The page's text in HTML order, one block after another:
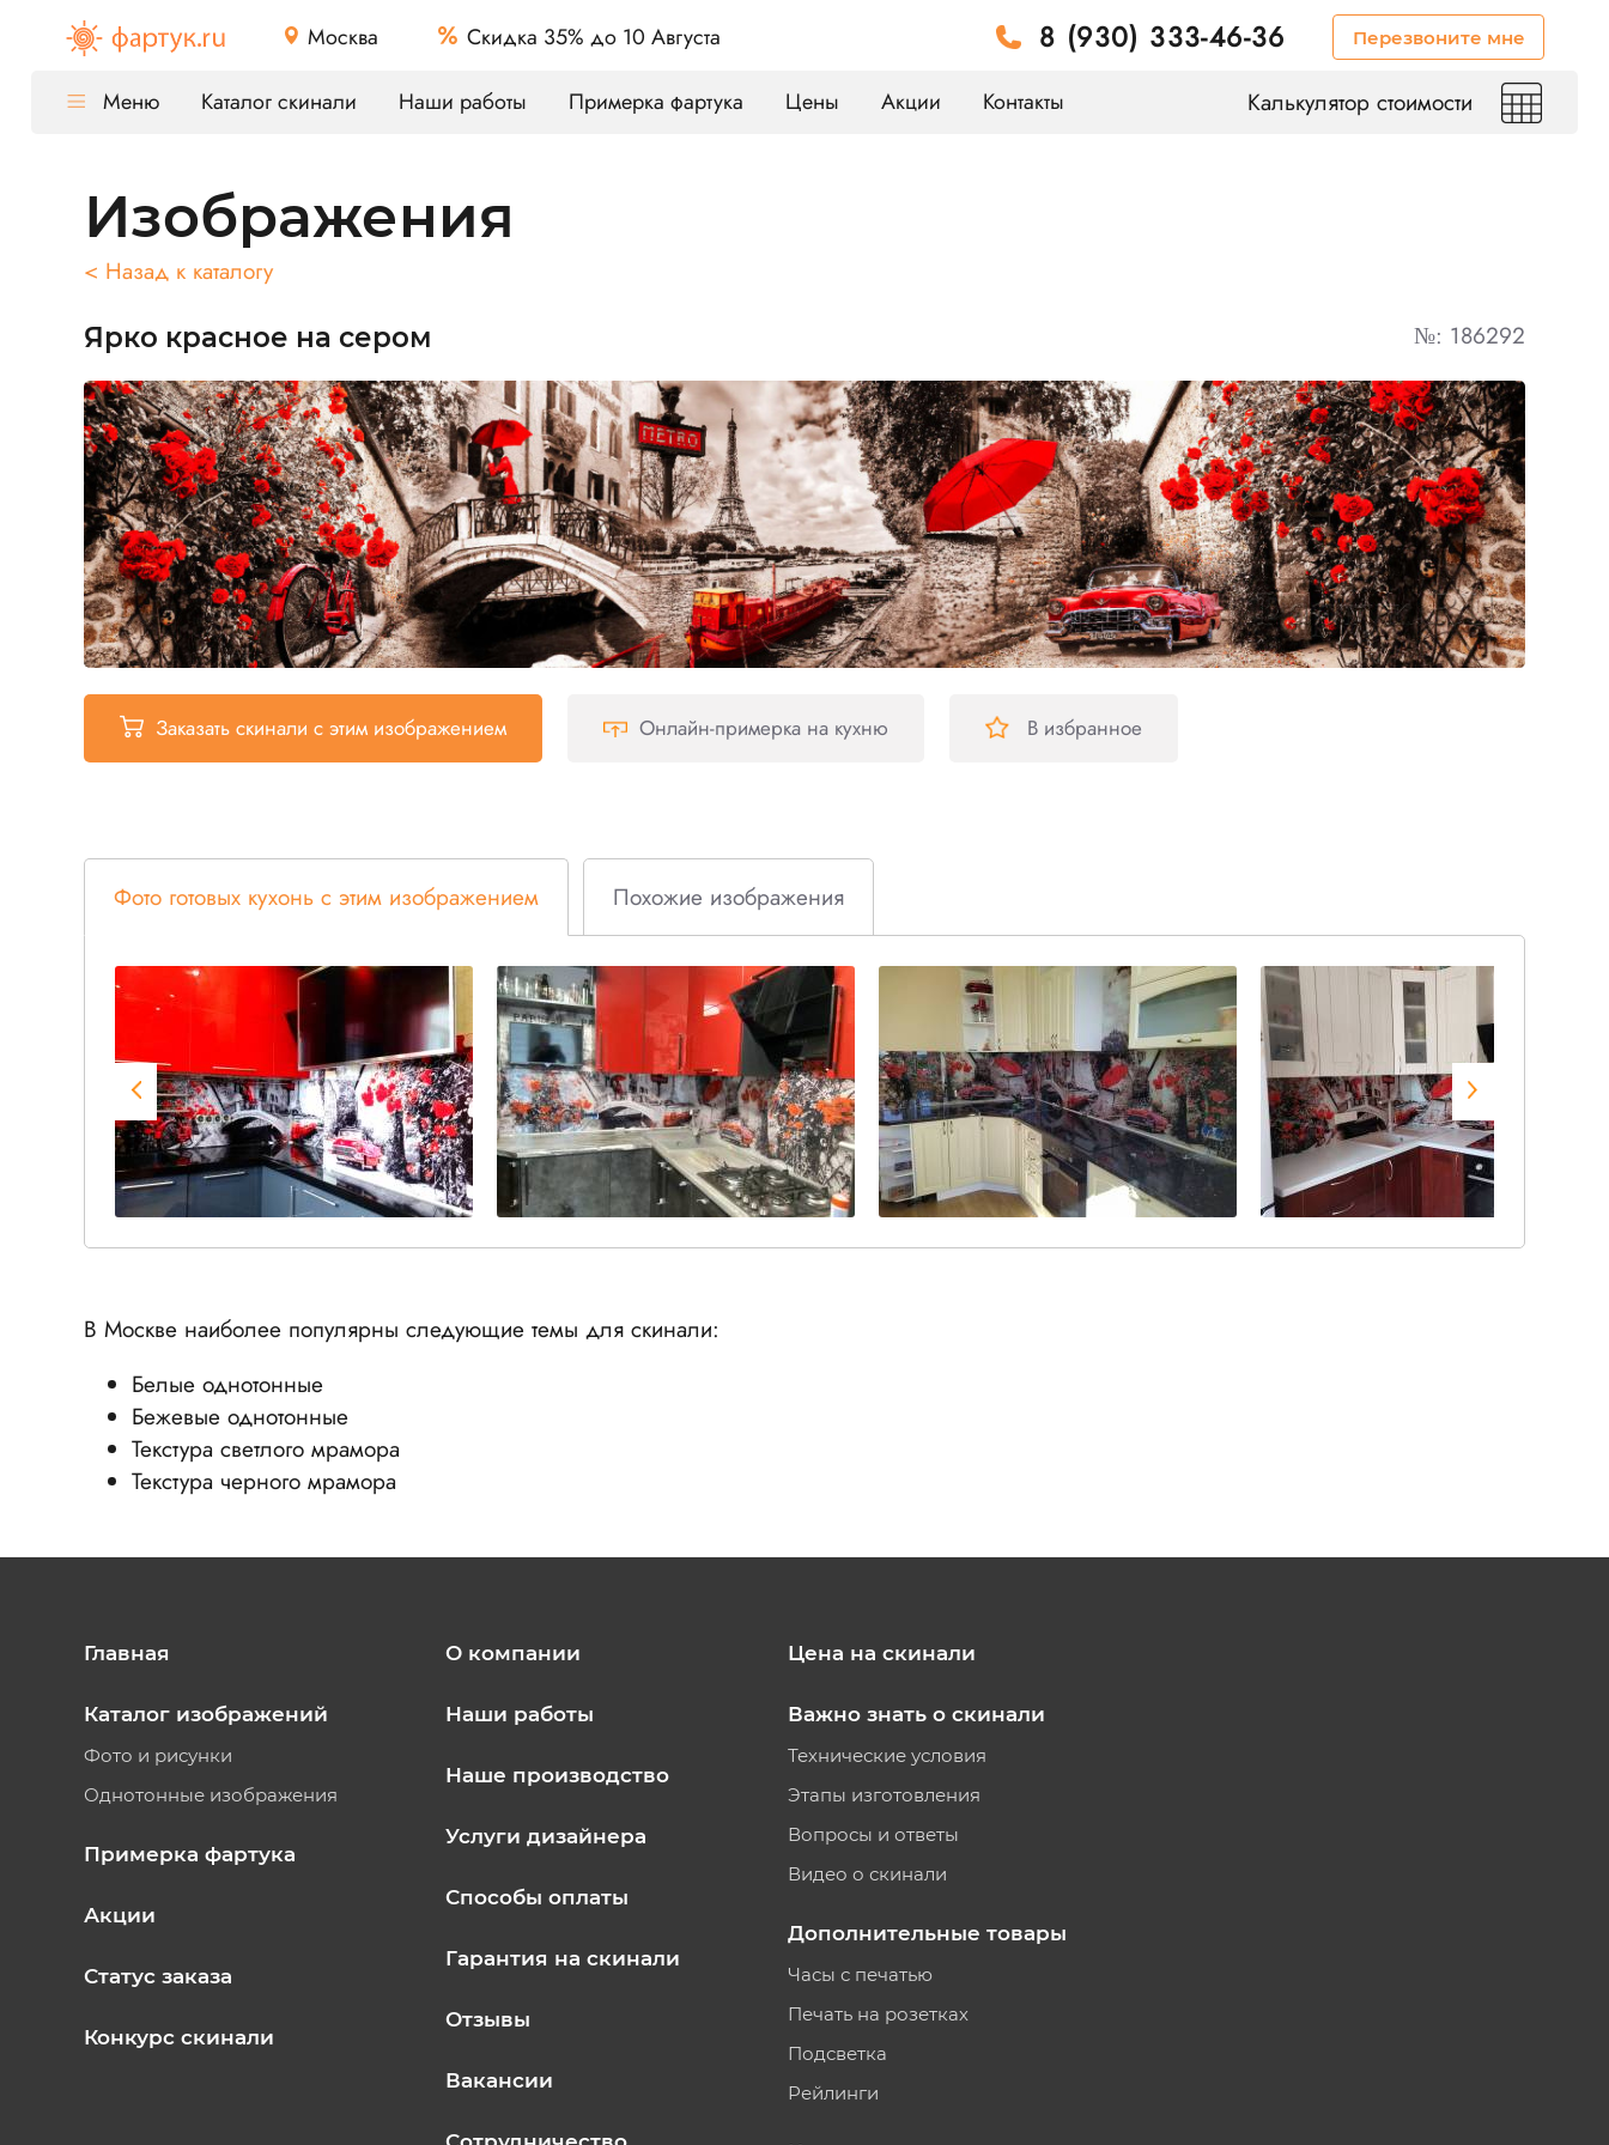
Москва Скидка 35% до 10 Августа 8 (930) 333-46-36 Перезвоните мне
Меню Каталог скинали Наши работы Примерка фартука Цены Акции Контакты Калькулятор стоимости
Изображения
< Назад к каталогу
Ярко красное на сером №: 186292
Заказать скинали с этим изображением Онлайн-примерка на кухню В избранное
Фото готовых кухонь с этим изображением Похожие изображения
В Москве наиболее популярны следующие темы для скинали:
Белые однотонные
Бежевые однотонные
Текстура светлого мрамора
Текстура черного мрамора
Главная
Каталог изображений
Фото и рисунки
Однотонные изображения
Примерка фартука
Акции
Статус заказа
Конкурс скинали
О компании
Наши работы
Наше производство
Услуги дизайнера
Способы оплаты
Гарантия на скинали
Отзывы
Вакансии
Цена на скинали
Важно знать о скинали
Технические условия
Этапы изготовления
Вопросы и ответы
Видео о скинали
Дополнительные товары
Часы с печатью
Печать на розетках
Подсветка
Рейлинги